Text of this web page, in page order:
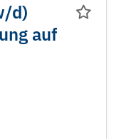
d)
auf